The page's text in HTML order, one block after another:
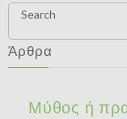
Search
Άρθρα
Μύθος ή